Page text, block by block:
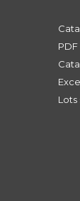
PDF
Lots